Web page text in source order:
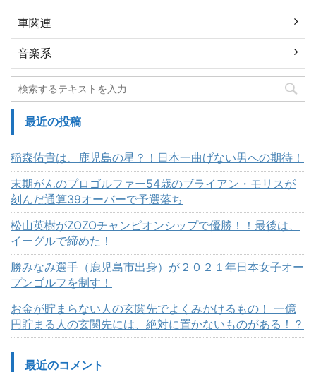
車関連
音楽系
最近の投稿
稲森佑貴は、鹿児島の星？！日本一曲げない男への期待！
末期がんのプロゴルファー54歳のブライアン・モリスが
刻んだ通算39オーバーで予選落ち
松山英樹がZOZOチャンピオンシップで優勝！！最後は、
イーグルで締めた！
勝みなみ選手（鹿児島市出身）が２０２１年日本女子オー
プンゴルフを制す！
お金が貯まらない人の玄関先でよくみかけるもの！ 一億
円貯まる人の玄関先には、絶対に置かないものがある！？
最近のコメント